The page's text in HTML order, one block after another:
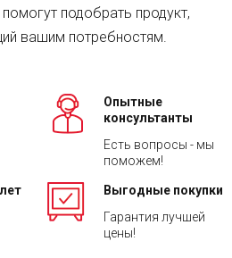
подобрать продукт,
вашим потребностям.
Опытные
консультанты
Есть вопросы - мы
поможем!
Выгодные покупки
Гарантия лучшей
цены!